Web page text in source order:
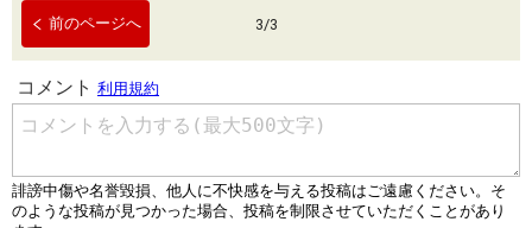
前のページへ 3/3